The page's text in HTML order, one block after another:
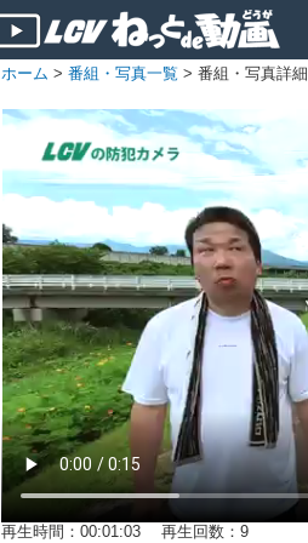
ホーム > 番組・写真一覧 > 番組・写真詳細
再生時間：00:01:03 再生回数：9